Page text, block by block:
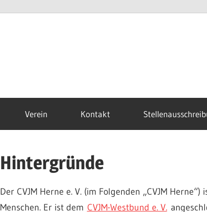
e.
V.
Verein Kontakt
Hintergründe
Der CVJM Herne e. V. (im Folgenden „CVJM
Menschen. Er ist dem CVJM-Westbund e. V.